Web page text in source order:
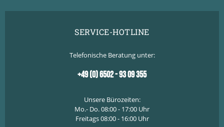
SERVICE-HOTLINE
Telefonische Beratung unter:
+49 (0) 6502 - 93 09 355
Unsere Bürozeiten:
Mo.- Do. 08:00 - 17:00 Uhr
Freitags 08:00 - 16:00 Uhr